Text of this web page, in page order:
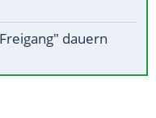
dauern